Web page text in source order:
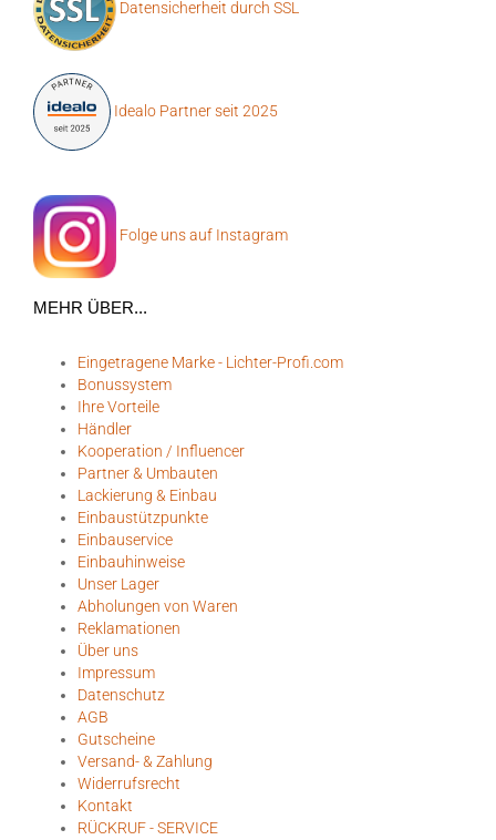
Datensicherheit durch SSL
Idealo Partner seit 2025
Folge uns auf Instagram
MEHR ÜBER...
Eingetragene Marke - Lichter-Profi.com
Bonussystem
Ihre Vorteile
Händler
Kooperation / Influencer
Partner & Umbauten
Lackierung & Einbau
Einbaustützpunkte
Einbauservice
Einbauhinweise
Unser Lager
Abholungen von Waren
Reklamationen
Über uns
Impressum
Datenschutz
AGB
Gutscheine
Versand- & Zahlung
Widerrufsrecht
Kontakt
RÜCKRUF - SERVICE